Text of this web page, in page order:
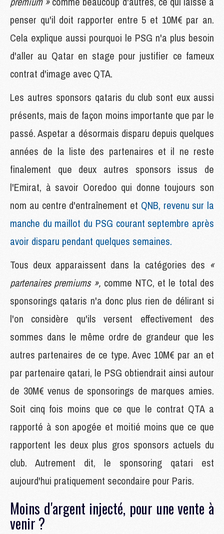
penser qu'il doit rapporter entre 5 et 10M€ par an.
Cela explique aussi pourquoi le PSG n'a plus besoin
d'aller au Qatar en stage pour justifier ce fameux
contrat d'image avec QTA.
Les autres sponsors qataris du club sont eux aussi
présents, mais de façon moins importante que par le
passé. Aspetar a désormais disparu depuis quelques
années de la liste des partenaires et il ne reste
finalement que deux autres sponsors issus de
l'Emirat, à savoir Ooredoo qui donne toujours son
nom au centre d'entraînement et QNB, revenu sur la
manche du maillot du PSG courant septembre après
avoir disparu pendant quelques semaines.
Tous deux apparaissent dans la catégories des «
partenaires premiums », comme NTC, et le total des
sponsorings qataris n'a donc plus rien de délirant si
l'on considère qu'ils versent effectivement des
sommes dans le même ordre de grandeur que les
autres partenaires de ce type. Avec 10M€ par an et
par partenaire qatari, le PSG obtiendrait ainsi autour
de 30M€ venus de sponsorings de marques amies.
Soit cinq fois moins que ce que le contrat QTA a
rapporté à son apogée et moitié moins que ce que
rapportent les deux plus gros sponsors actuels du
club. Autrement dit, le sponsoring qatari est
aujourd'hui pratiquement secondaire pour Paris.
Moins d'argent injecté, pour une vente à
venir ?